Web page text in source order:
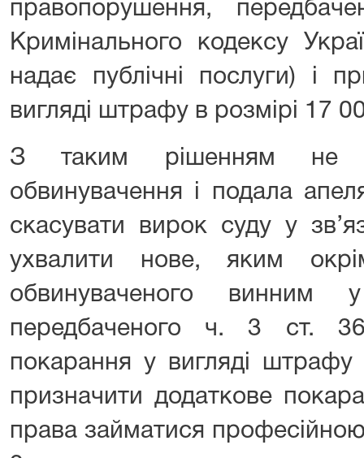
правопорушення,
Кримінального кодексу
надає публічні послуги) і
вигляді штрафу в розмірі 17
З таким рішенням не
обвинувачення і подала
скасувати вирок суду у
ухвалити нове, яким
обвинуваченого винним
передбаченого ч. 3 ст.
покарання у вигляді
призначити додаткове
права займатися